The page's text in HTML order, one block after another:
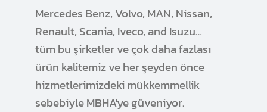
Mercedes Benz, Volvo, MAN, Nissan,
Renault, Scania, Iveco, and Isuzu…
tüm bu şirketler ve çok daha fazlası
ürün kalitemiz ve her şeyden önce
hizmetlerimizdeki mükkemmellik
sebebiyle MBHA'ye güveniyor.